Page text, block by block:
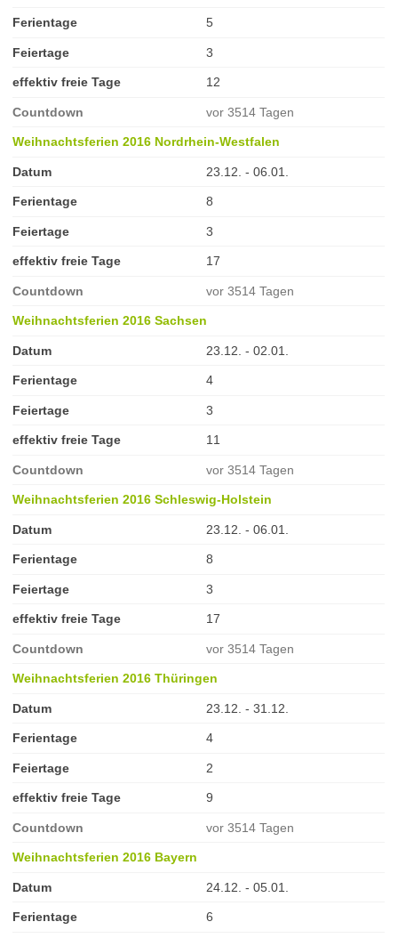
Ferientage 5
Feiertage 3
effektiv freie Tage 12
Countdown vor 3514 Tagen
Weihnachtsferien 2016 Nordrhein-Westfalen
Datum 23.12. - 06.01.
Ferientage 8
Feiertage 3
effektiv freie Tage 17
Countdown vor 3514 Tagen
Weihnachtsferien 2016 Sachsen
Datum 23.12. - 02.01.
Ferientage 4
Feiertage 3
effektiv freie Tage 11
Countdown vor 3514 Tagen
Weihnachtsferien 2016 Schleswig-Holstein
Datum 23.12. - 06.01.
Ferientage 8
Feiertage 3
effektiv freie Tage 17
Countdown vor 3514 Tagen
Weihnachtsferien 2016 Thüringen
Datum 23.12. - 31.12.
Ferientage 4
Feiertage 2
effektiv freie Tage 9
Countdown vor 3514 Tagen
Weihnachtsferien 2016 Bayern
Datum 24.12. - 05.01.
Ferientage 6